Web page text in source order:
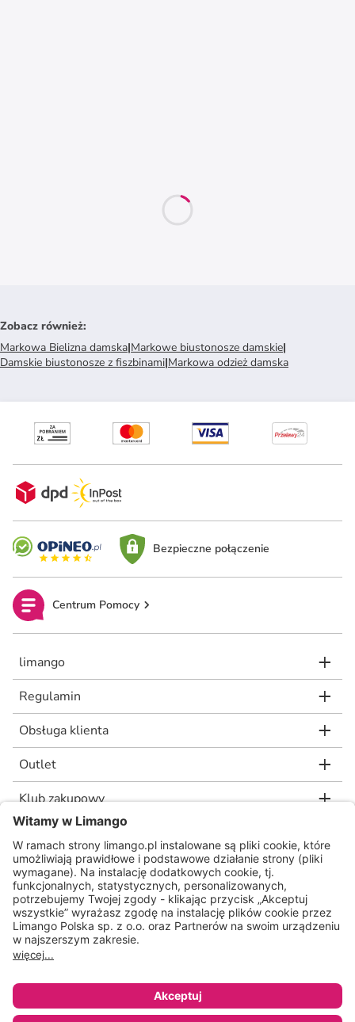
Zobacz również:
Markowa Bielizna damska|Markowe biustonosze damskie|
Damskie biustonosze z fiszbinami|Markowa odzież damska
Bezpieczne połączenie
Centrum Pomocy
limango
Regulamin
Obsługa klienta
Outlet
Klub zakupowy
limango.de limango.nl